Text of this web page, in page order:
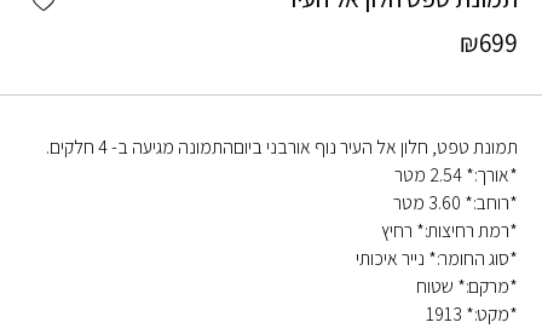
₪699
תמונת טפט, חלון אל העיר נוף אורבני ביוםהתמונה מגיעה ב- 4 חלקים.
*אורך:* 2.54 מטר
*רוחב:* 3.60 מטר
*רמת רחיצות:* רחיץ
*סוג החומר:* נייר איכותי
*מרקם:* שטוח
*מקט:* 1913